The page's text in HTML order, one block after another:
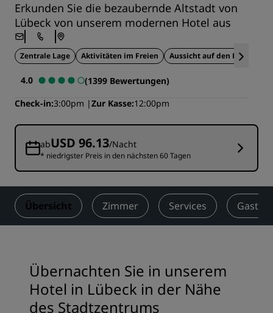
Erkunden Sie die bezaubernde Altstadt von
Lübeck von unserem modernen Hotel aus
Zentrale Lage Aktivitäten im Freien Aussicht auf den Fluss
4.0
(1399 Bewertungen)
Check-in 3:00pm Zur Kasse 12:00pm
abUSD 96.13/Nacht
* niedrigster Preis in den nächsten 60 Tagen
Übersicht Zimmer Services
Übernachten Sie in unserem
Hotel in Lübeck in der Nähe
des Stadtzentrums